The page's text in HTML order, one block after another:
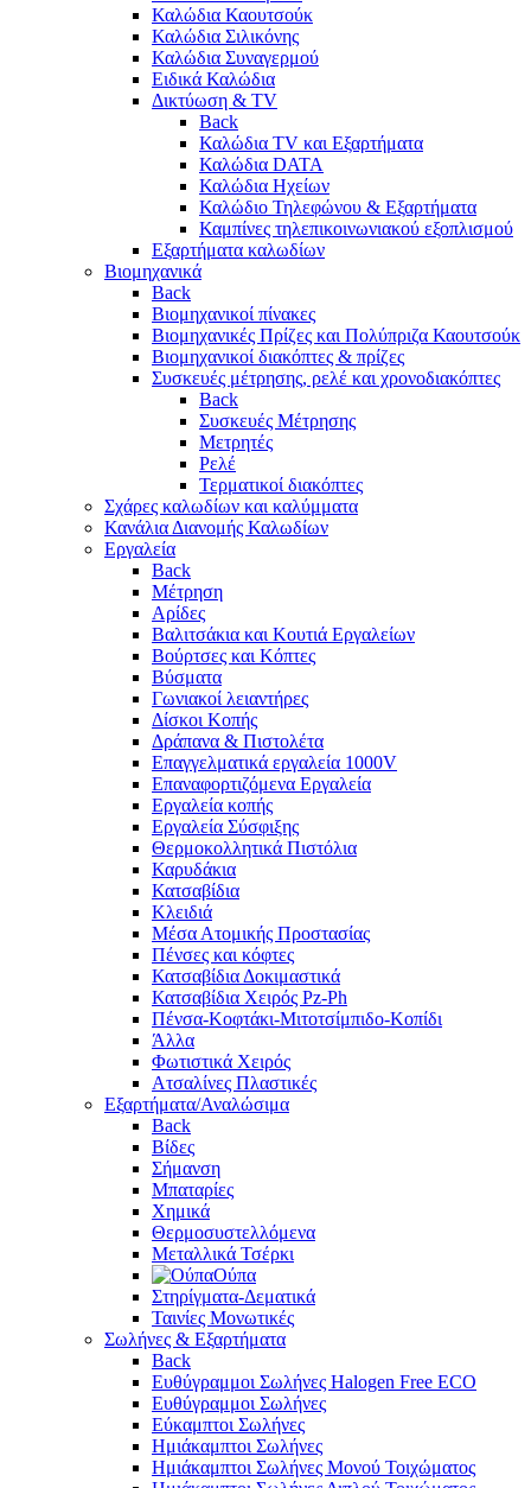
Καλώδια Καουτσούκ
Καλώδια Σιλικόνης
Καλώδια Συναγερμού
Ειδικά Καλώδια
Δικτύωση & TV
Back
Καλώδια TV και Εξαρτήματα
Καλώδια DATA
Καλώδια Ηχείων
Καλώδιο Τηλεφώνου & Εξαρτήματα
Καμπίνες τηλεπικοινωνιακού εξοπλισμού
Eξαρτήματα καλωδίων
Βιομηχανικά
Back
Βιομηχανικοί πίνακες
Βιομηχανικές Πρίζες και Πολύπριζα Καουτσούκ
Βιομηχανικοί διακόπτες & πρίζες
Συσκευές μέτρησης, ρελέ και χρονοδιακόπτες
Back
Συσκευές Μέτρησης
Μετρητές
Ρελέ
Τερματικοί διακόπτες
Σχάρες καλωδίων και καλύμματα
Κανάλια Διανομής Καλωδίων
Εργαλεία
Back
Μέτρηση
Αρίδες
Βαλιτσάκια και Κουτιά Εργαλείων
Βούρτσες και Κόπτες
Βύσματα
Γωνιακοί λειαντήρες
Δίσκοι Κοπής
Δράπανα & Πιστολέτα
Επαγγελματικά εργαλεία 1000V
Επαναφορτιζόμενα Εργαλεία
Εργαλεία κοπής
Εργαλεία Σύσφιξης
Θερμοκολλητικά Πιστόλια
Καρυδάκια
Κατσαβίδια
Κλειδιά
Μέσα Ατομικής Προστασίας
Πένσες και κόφτες
Κατσαβίδια Δοκιμαστικά
Κατσαβίδια Χειρός Pz-Ph
Πένσα-Κοφτάκι-Μιτοτσίμπιδο-Κοπίδι
Άλλα
Φωτιστικά Χειρός
Ατσαλίνες Πλαστικές
Εξαρτήματα/Αναλώσιμα
Back
Βίδες
Σήμανση
Μπαταρίες
Χημικά
Θερμοσυστελλόμενα
Μεταλλικά Τσέρκι
Ούπα
Στηρίγματα-Δεματικά
Ταινίες Μονωτικές
Σωλήνες & Εξαρτήματα
Back
Ευθύγραμμοι Σωλήνες Halogen Free ECO
Ευθύγραμμοι Σωλήνες
Εύκαμπτοι Σωλήνες
Ημιάκαμπτοι Σωλήνες
Ημιάκαμπτοι Σωλήνες Μονού Τοιχώματος